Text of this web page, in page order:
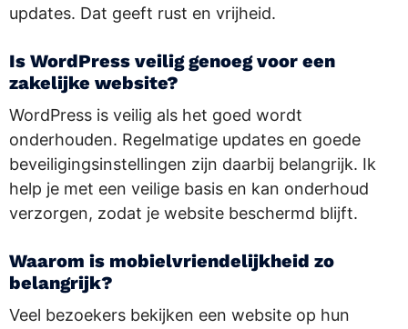
updates. Dat geeft rust en vrijheid.
Is WordPress veilig genoeg voor een
zakelijke website?
WordPress is veilig als het goed wordt
onderhouden. Regelmatige updates en goede
beveiligingsinstellingen zijn daarbij belangrijk. Ik
help je met een veilige basis en kan onderhoud
verzorgen, zodat je website beschermd blijft.
Waarom is mobielvriendelijkheid zo
belangrijk?
Veel bezoekers bekijken een website op hun